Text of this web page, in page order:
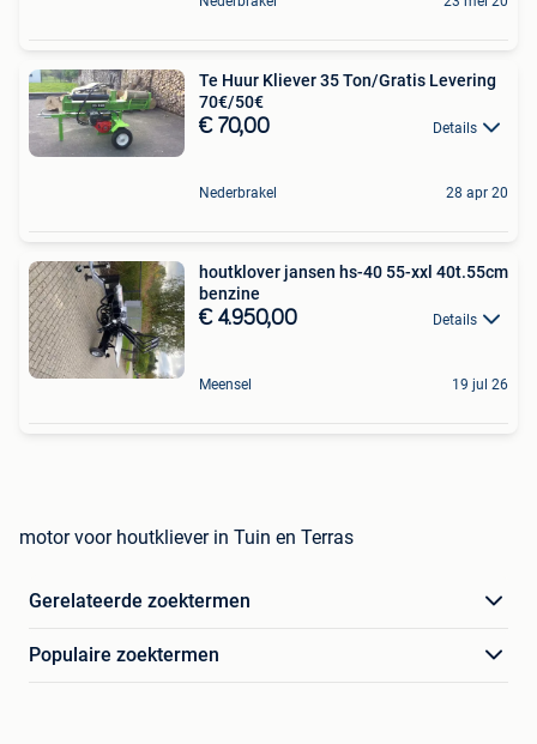
Te Huur Kliever 35 Ton/Gratis Levering
70€/50€
€ 70,00 Details
Nederbrakel 28 apr 20
houtklover jansen hs-40 55-xxl 40t.55cm
benzine
€ 4.950,00 Details
Meensel 19 jul 26
motor voor houtkliever in Tuin en Terras
Gerelateerde zoektermen
Populaire zoektermen